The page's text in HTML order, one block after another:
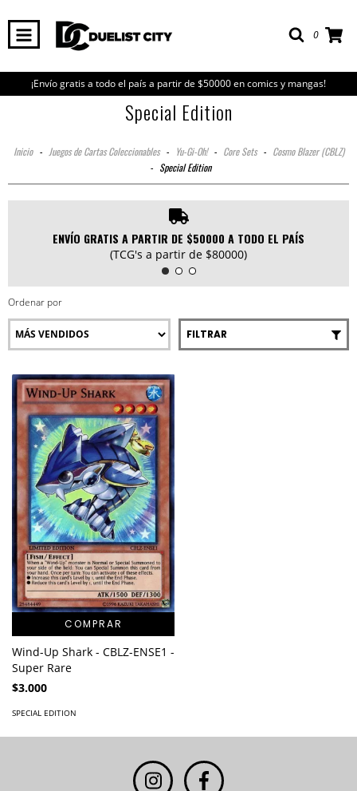
0
¡Envío gratis a todo el país a partir de $50000 en comics y mangas!
Special Edition
Inicio - Juegos de Cartas Coleccionables - Yu-Gi-Oh! - Core Sets - Cosmo Blazer (CBLZ)
- Special Edition
ENVÍO GRATIS A PARTIR DE $50000 A TODO EL PAÍS
(TCG's a partir de $80000)
Ordenar por
FILTRAR
COMPRAR
Wind-Up Shark - CBLZ-ENSE1 -
Super Rare
$3.000
SPECIAL EDITION